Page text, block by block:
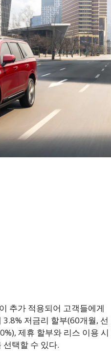
추가 적용되어 고객들에게
저금리 할부(60개월, 선
제휴 할부와 리스 이용 시
택할 수 있다.